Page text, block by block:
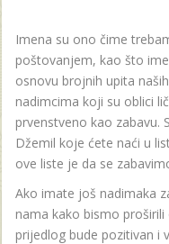
Imena su ono čime
poštovanjem, kao što
osnovu brojnih upita
nadimcima koji su oblici
prvenstveno kao zabavu.
Džemil koje ćete naći u
ove liste je da se
Ako imate još nadimaka
nama kako bismo
prijedlog bude pozitivan i